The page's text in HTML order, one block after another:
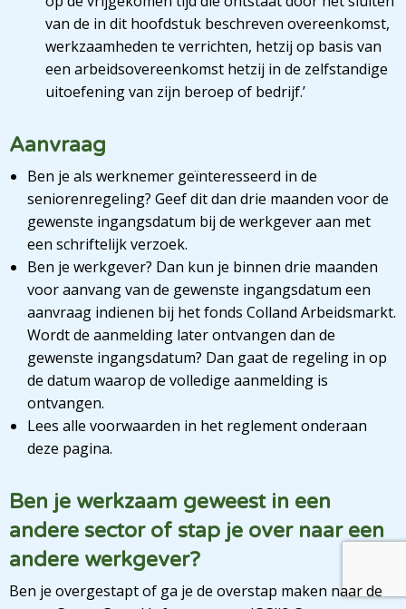
van de in dit hoofdstuk beschreven overeenkomst,
werkzaamheden te verrichten, hetzij op basis van
een arbeidsovereenkomst hetzij in de zelfstandige
uitoefening van zijn beroep of bedrijf.’
Aanvraag
Ben je als werknemer geïnteresseerd in de
seniorenregeling? Geef dit dan drie maanden voor de
gewenste ingangsdatum bij de werkgever aan met
een schriftelijk verzoek.
Ben je werkgever? Dan kun je binnen drie maanden
voor aanvang van de gewenste ingangsdatum een
aanvraag indienen bij het fonds Colland Arbeidsmarkt.
Wordt de aanmelding later ontvangen dan de
gewenste ingangsdatum? Dan gaat de regeling in op
de datum waarop de volledige aanmelding is
ontvangen.
Lees alle voorwaarden in het reglement onderaan
deze pagina.
Ben je werkzaam geweest in een
andere sector of stap je over naar een
andere werkgever?
Ben je overgestapt of ga je de overstap maken naar de